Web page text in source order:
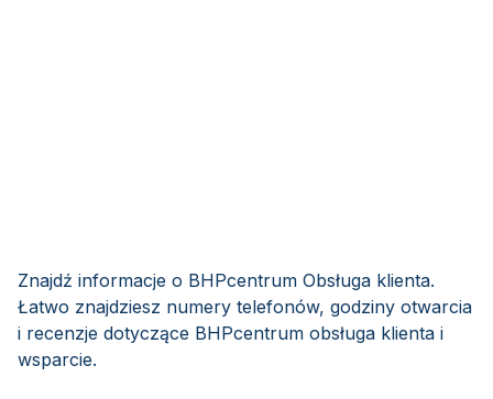
Znajdź informacje o BHPcentrum Obsługa klienta.
Łatwo znajdziesz numery telefonów, godziny otwarcia
i recenzje dotyczące BHPcentrum obsługa klienta i
wsparcie.